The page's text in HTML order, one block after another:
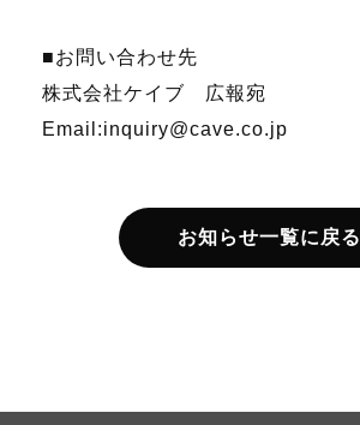
■お問い合わせ先
株式会社ケイブ 広報宛
Email:inquiry@cave.co.jp
お知らせ一覧に戻る